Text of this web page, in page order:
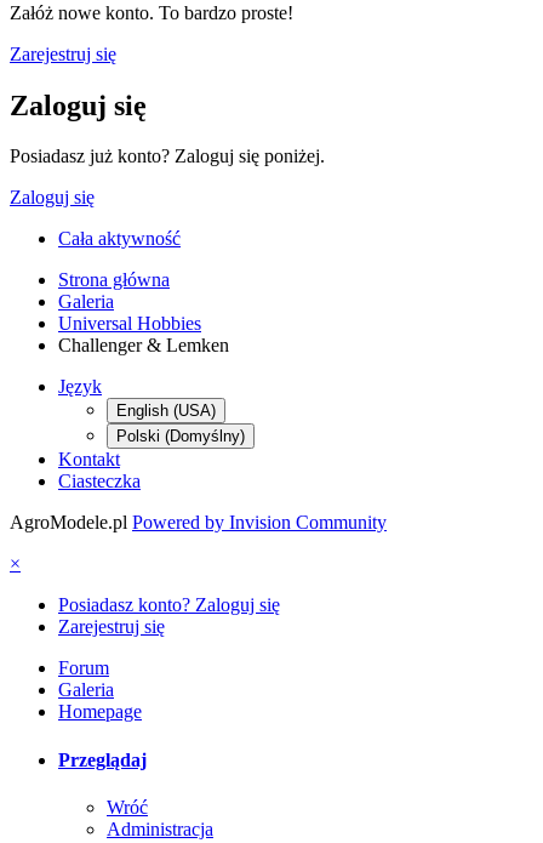
Załóż nowe konto. To bardzo proste!
Zarejestruj się
Zaloguj się
Posiadasz już konto? Zaloguj się poniżej.
Zaloguj się
Cała aktywność
Strona główna
Galeria
Universal Hobbies
Challenger & Lemken
Język
English (USA)
Polski (Domyślny)
Kontakt
Ciasteczka
AgroModele.pl Powered by Invision Community
×
Posiadasz konto? Zaloguj się
Zarejestruj się
Forum
Galeria
Homepage
Przeglądaj
Wróć
Administracja